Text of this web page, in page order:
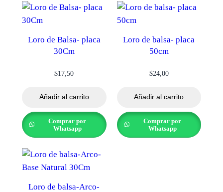
Loro de Balsa- placa
30Cm
$17,50
Añadir al carrito
Comprar por
Whatsapp
Loro de balsa- placa
50cm
$24,00
Añadir al carrito
Comprar por
Whatsapp
Loro de balsa-Arco-